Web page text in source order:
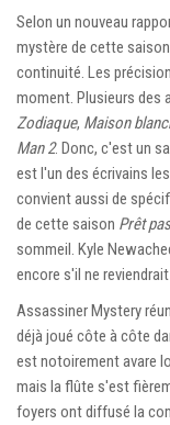
Selon un nouveau
mystère de cette
continuité. Les
moment. Plusieurs des
Zodiaque, Maison
Man 2. Donc, c'est un
est l'un des écrivains
convient aussi de
de cette saison Prêt
sommeil. Kyle
encore s'il ne
Assassiner Mystery
déjà joué côte à côte
est notoirement avare
mais la flûte s'est
foyers ont diffusé la